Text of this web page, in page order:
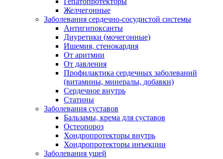
Желчегонные
Заболевания сердечно-сосудистой системы
Антигипоксанты
Диуретики (мочегонные)
Ишемия, стенокардия
От аритмии
От давления
Профилактика сердечных заболеваний
(витамины, минералы, добавки)
Сердечное внутрь
Статины
Заболевания суставов
Бальзамы, крема для суставов
Остеопороз
Хондропротекторы внутрь
Хондропротекторы инъекции
Заболевания ушей